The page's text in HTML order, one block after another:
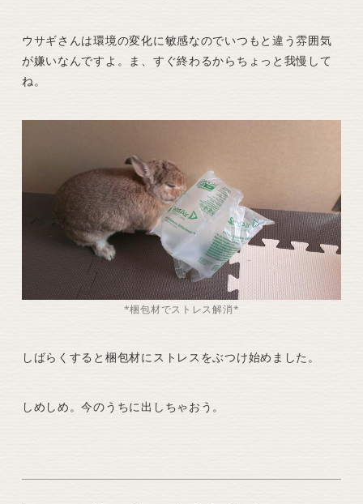
ウサギさんは環境の変化に敏感なのでいつもと違う雰囲気
が嫌いなんですよ。ま、すぐ終わるからちょっと我慢して
ね。
*梱包材でストレス解消*
しばらくすると梱包材にストレスをぶつけ始めました。
しめしめ。今のうちに出しちゃおう。